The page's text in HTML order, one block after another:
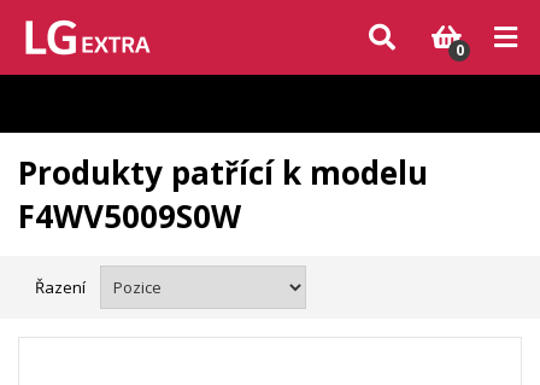
Vzhledem k aktuální situaci se může dodání dílů, které nejsou skladem,
zpozdit. Děkujeme za pochopení.
0
Produkty patřící k modelu
F4WV5009S0W
Řazení